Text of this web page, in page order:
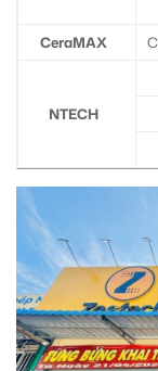
CeraMAX
NTECH